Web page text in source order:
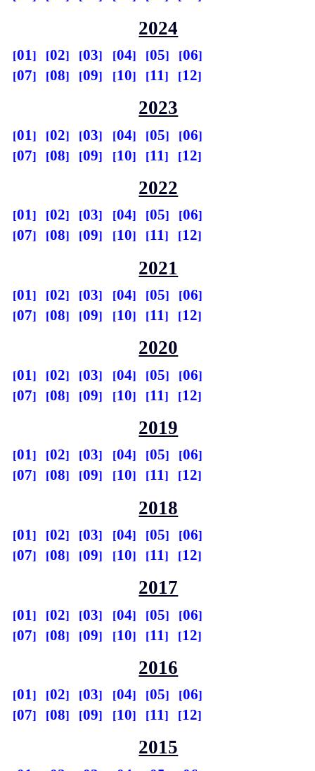
2024
01 02 03 04 05
06
07
08 09 10 11 12
2023
01 02 03 04 05
06
07
08 09 10 11 12
2022
01 02 03 04 05
06
07
08 09 10 11 12
2021
01 02 03 04 05
06
07
08 09 10 11 12
2020
01 02 03 04 05
06
07
08 09 10 11 12
2019
01 02 03 04 05
06
07
08 09 10 11 12
2018
01 02 03 04 05
06
07
08 09 10 11 12
2017
01 02 03 04 05
06
07
08 09 10 11 12
2016
01 02 03 04 05
06
07
08 09 10 11 12
2015